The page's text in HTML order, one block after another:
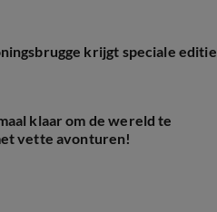
krijgt speciale editie
klaar om de wereld te
vette avonturen!